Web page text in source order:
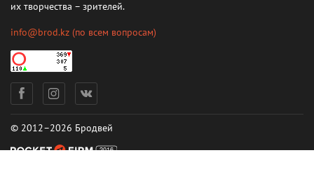
их творчества – зрителей.
info@brod.kz (по всем вопросам)
© 2012–2026 Бродвей